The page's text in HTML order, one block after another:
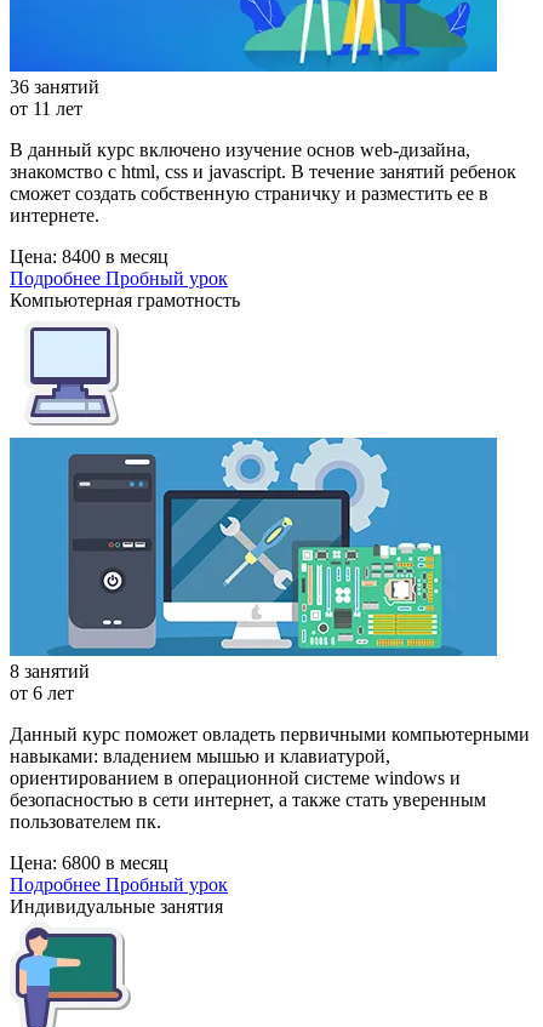
36 занятий
от 11 лет
В данный курс включено изучение основ web-дизайна,
знакомство с html, css и javascript. В течение занятий ребенок
сможет создать собственную страничку и разместить ее в
интернете.
Цена: 8400 в месяц
Подробнее Пробный урок
Компьютерная грамотность
8 занятий
от 6 лет
Данный курс поможет овладеть первичными компьютерными
навыками: владением мышью и клавиатурой,
ориентированием в операционной системе windows и
безопасностью в сети интернет, а также стать уверенным
пользователем пк.
Цена: 6800 в месяц
Подробнее Пробный урок
Индивидуальные занятия